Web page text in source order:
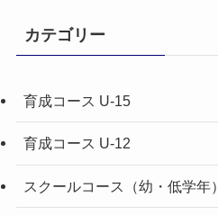
カテゴリー
育成コース U-15
育成コース U-12
スクールコース（幼・低学年）